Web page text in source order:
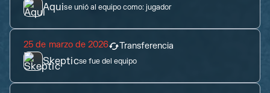
Aquise unió al equipo como:jugador
25 de marzo de 2026 Transferencia
Skepticse fue del equipo